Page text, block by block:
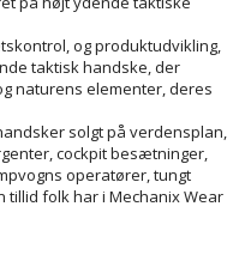
og produktudvikling,
taktisk handske, der
naturens elementer, deres
solgt på verdensplan,
cockpit besætninger,
operatører, tungt
tillid folk har i Mechanix Wear